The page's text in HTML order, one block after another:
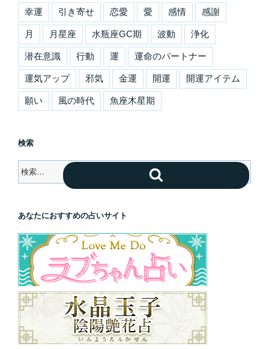
幸運 引き寄せ 恋愛 愛 感情 感謝
月 月星座 水瓶座GC期 波動 浄化
潜在意識 行動 運 運命のパートナー
運気アップ 邪気 金運 開運 開運アイテム
願い 風の時代 魚座木星期
検索
検
索:
索
あなたにおすすめの占いサイト